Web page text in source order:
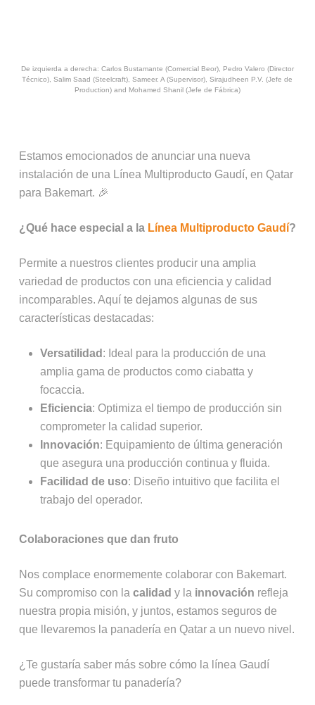
De izquierda a derecha: Carlos Bustamante (Comercial Beor), Pedro Valero (Director
Técnico), Salim Saad (Steelcraft), Sameer. A (Supervisor), Sirajudheen P.V. (Jefe de
Production) and Mohamed Shanil (Jefe de Fábrica)
Estamos emocionados de anunciar una nueva
instalación de una Línea Multiproducto Gaudí, en Qatar
para Bakemart. 🎉
¿Qué hace especial a la Línea Multiproducto Gaudí?
Permite a nuestros clientes producir una amplia
variedad de productos con una eficiencia y calidad
incomparables. Aquí te dejamos algunas de sus
características destacadas:
Versatilidad : Ideal para la producción de una
amplia gama de productos como ciabatta y
focaccia.
Eficiencia: Optimiza el tiempo de producción sin
comprometer la calidad superior.
Innovación: Equipamiento de última generación
que asegura una producción continua y fluida.
Facilidad de uso: Diseño intuitivo que facilita el
trabajo del operador.
Colaboraciones que dan fruto
Nos complace enormemente colaborar con Bakemart.
Su compromiso con la calidad y la innovación refleja
nuestra propia misión, y juntos, estamos seguros de
que llevaremos la panadería en Qatar a un nuevo nivel.
¿Te gustaría saber más sobre cómo la línea Gaudí
puede transformar tu panadería?